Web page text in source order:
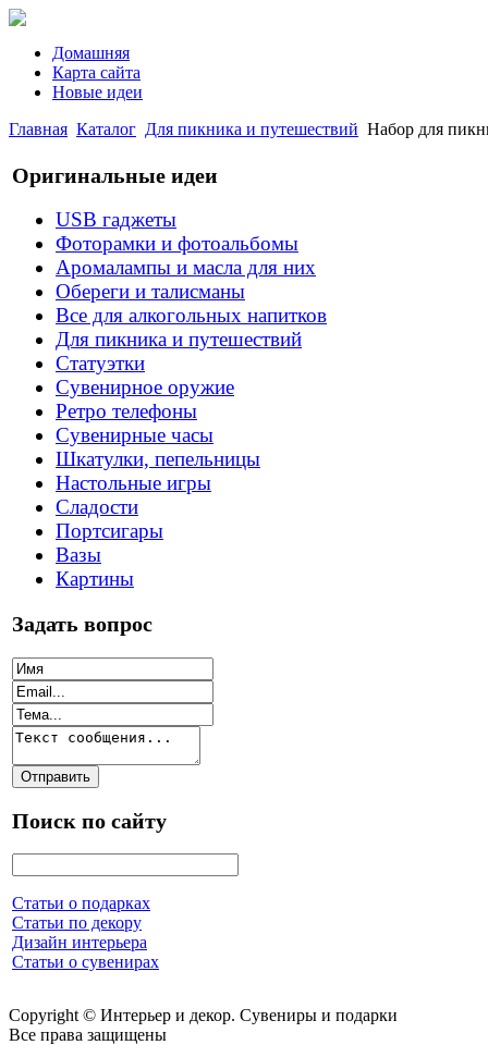
Домашняя
Карта сайта
Новые идеи
Главная Каталог Для пикника и путешествий Набор для
Оригинальные идеи
USB гаджеты
Фоторамки и фотоальбомы
Аромалампы и масла для них
Обереги и талисманы
Все для алкогольных напитков
Для пикника и путешествий
Статуэтки
Сувенирное оружие
Ретро телефоны
Сувенирные часы
Шкатулки, пепельницы
Настольные игры
Сладости
Портсигары
Вазы
Картины
Задать вопрос
Поиск по сайту
Статьи о подарках
Статьи по декору
Дизайн интерьера
Статьи о сувенирах
Copyright © Интерьер и декор. Сувениры и подарки
Все права защищены